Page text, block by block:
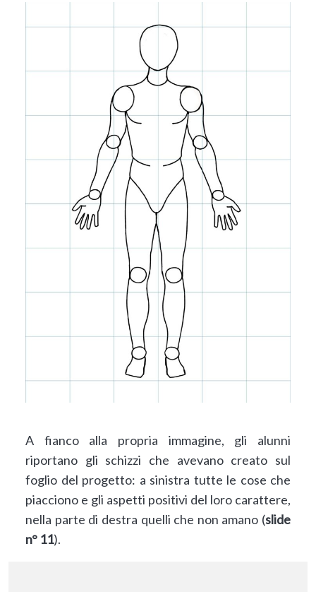
A fianco alla propria immagine, gli alunni
riportano gli schizzi che avevano creato sul
foglio del progetto: a sinistra tutte le cose che
piacciono e gli aspetti positivi del loro carattere,
nella parte di destra quelli che non amano (slide
n° 11).